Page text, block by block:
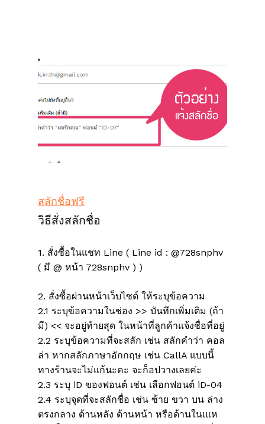
ไม่มีสินค้าในตะกร้า
สลักชื่อฟรี
วิธีสั่งสลักชื่อ
1. สั่งซื้อในแชท Line ( Line id : @728snphv
( มี @ หน้า 728snphv ) )
2. สั่งซื้อผ่านหน้าเว็บไซต์ ให้ระบุข้อความ
2.1 ระบุข้อความในช่อง >> บันทึกเพิ่มเติม (ถ้า
มี) << จะอยู่ท้ายสุด ในหน้าที่ลูกค้าแจ้งชื่อที่อยู่
2.2 ระบุข้อความที่จะสลัก เช่น สลักคำว่า คอล
ล่า หากสลักภาษาอักกฤษ เช่น CallA แบบนี้
ทางร้านจะไม่แก้นะคะ จะก็อปวางเลยค่ะ
2.3 ระบุ iD ของฟอนต์ เช่น เลือกฟอนต์ iD-04
2.4 ระบุจุดที่จะสลักชื่อ เช่น ซ้าย ขวา บน ล่าง
ตรงกลาง ด้านหลัง ด้านหน้า หรือด้านในเแห